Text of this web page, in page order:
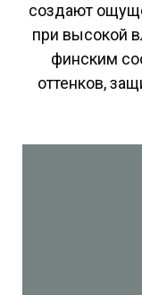
создают
при высокой
финским
оттенков,